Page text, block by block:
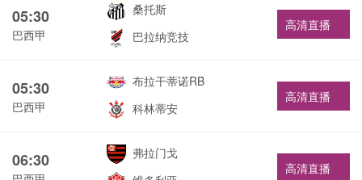
05:30
巴西甲
桑托斯
巴拉纳竞技
高清直播
05:30
巴西甲
布拉干蒂诺RB
科林蒂安
高清直播
06:30
弗拉门戈
高清直播